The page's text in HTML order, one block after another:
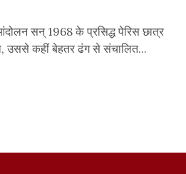
सन् 1968 के प्रसिद्ध पेरिस छात्र
उससे कहीं बेहतर ढंग से संचालित...